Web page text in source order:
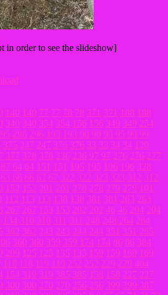
in order to see the slideshow]
140 140 77 77 78 78 371 371 188 188
340 340 354 354 156 156 349 349 254
296 296 193 193 90 90 95 95 99 99
375 247 247 376 376 33 33 34 34 120
377 378 378 236 236 97 97 276 276 277
87 64 64 151 151 195 195 196 196 328
63 66 66 67 67 322 322 323 323 312 312
152 152 201 201 278 278 279 279 101
112 113 113 138 138 381 381 263 263
267 267 153 153 202 202 46 46 204 204
134 310 310 311 311 248 248 264 264
362 362 243 243 244 244 351 351 265
360 360 359 359 174 174 86 86 384
209 125 125 135 135 159 159 169 169
118 118 119 119 252 252 229 229 404
154 319 319 385 385 158 158 227 227
300 300 270 270 256 256 399 399 387